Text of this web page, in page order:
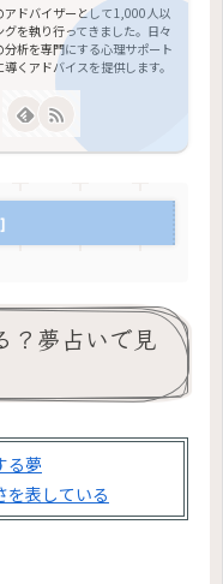
アドバイザーとして1,000人以
グを執り行ってきました。日々
分析を専門にする心理サポート
くアドバイスを提供します。
？夢占いで見
る夢
を表している